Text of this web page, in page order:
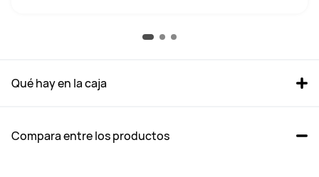
Qué hay en la caja
Compara entre los productos